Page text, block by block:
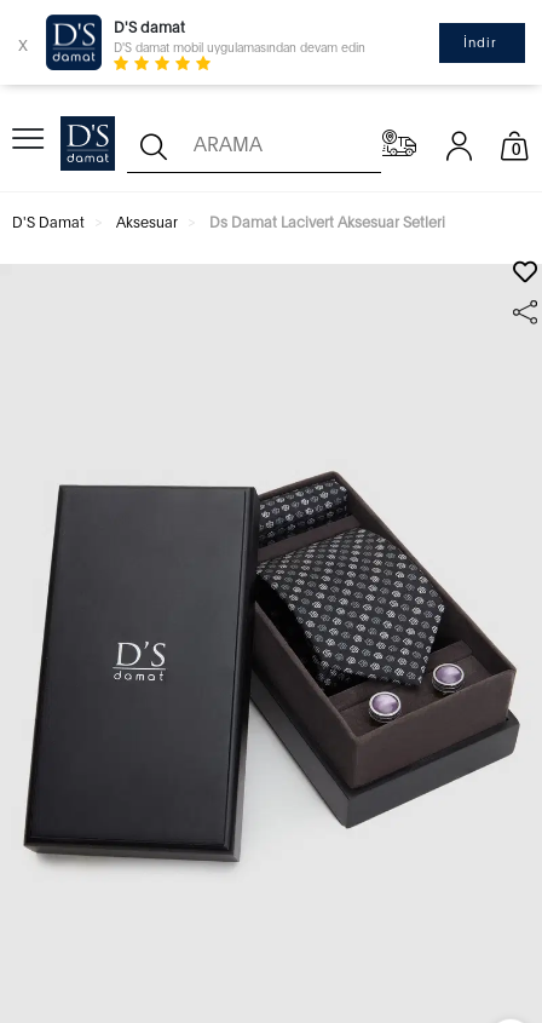
x
D'S damat
D'S damat mobil uygulamasından devam edin İndir
0
D'S Damat Aksesuar Ds Damat Lacivert Aksesuar Setleri